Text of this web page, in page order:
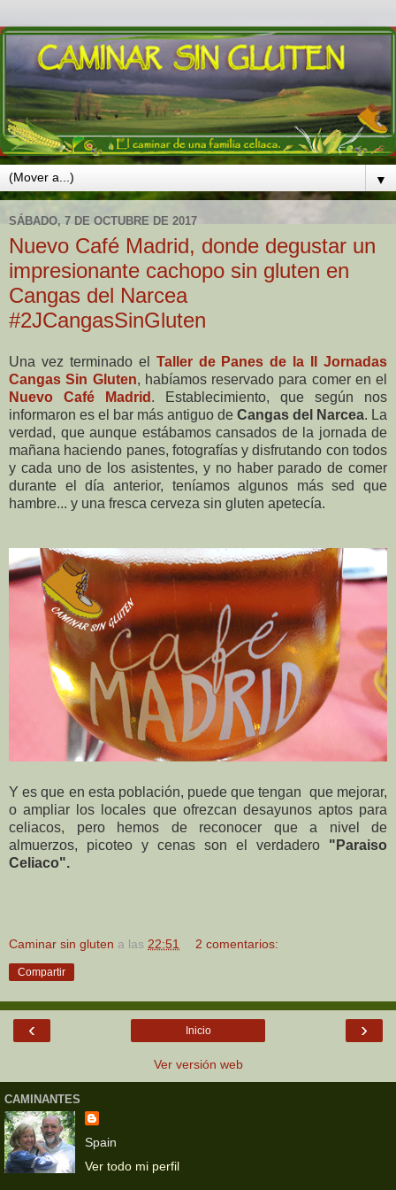
▼
SÁBADO, 7 DE OCTUBRE DE 2017
Nuevo Café Madrid, donde degustar un
impresionante cachopo sin gluten en
Cangas del Narcea
#2JCangasSinGluten
Una vez terminado el Taller de Panes de la II Jornadas
Cangas Sin Gluten, habíamos reservado para comer en el
Nuevo
Café Madrid . Establecimiento, que según nos
informaron es el bar más antiguo de Cangas del Narcea. La
verdad, que aunque estábamos cansados de la jornada de
mañana haciendo panes, fotografías y disfrutando con todos
y cada uno de los asistentes, y no haber parado de comer
durante el día anterior, teníamos algunos más sed que
hambre... y una fresca cerveza sin gluten apetecía.
Y es que en esta población, puede que tengan que mejorar,
o ampliar los locales que ofrezcan desayunos aptos para
celiacos, pero hemos de reconocer que a nivel de
almuerzos, picoteo y cenas son el verdadero "Paraiso
Celiaco".
Caminar sin gluten a las 22:51 2 comentarios:
Compartir
‹ ›
Inicio
Ver versión web
CAMINANTES
Spain
Ver todo mi perfil